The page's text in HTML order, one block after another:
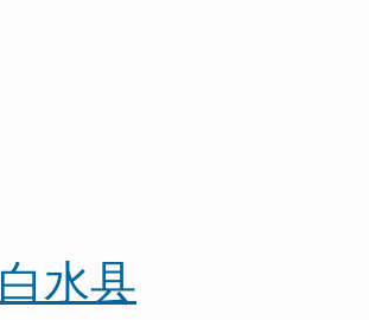
白水县